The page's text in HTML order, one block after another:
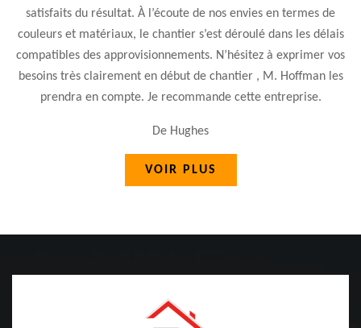
satisfaits du résultat. À l’écoute de nos envies en termes de
couleurs et matériaux, le chantier s’est déroulé dans les délais
compatibles des approvisionnements. N’hésitez à exprimer vos
besoins très clairement en début de chantier , M. Hoffman les
prendra en compte. Je recommande cette entreprise.
De Hughes
VOIR PLUS